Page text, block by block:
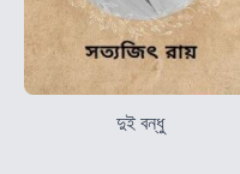
দুই বন্ধু